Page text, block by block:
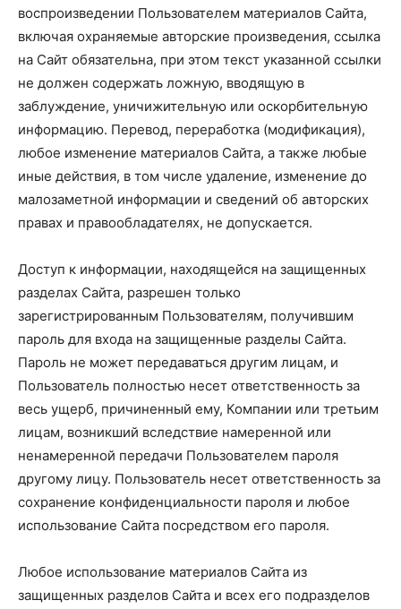
воспроизведении Пользователем материалов Сайта,
включая охраняемые авторские произведения, ссылка
на Сайт обязательна, при этом текст указанной ссылки
не должен содержать ложную, вводящую в
заблуждение, уничижительную или оскорбительную
информацию. Перевод, переработка (модификация),
любое изменение материалов Сайта, а также любые
иные действия, в том числе удаление, изменение до
малозаметной информации и сведений об авторских
правах и правообладателях, не допускается.
Доступ к информации, находящейся на защищенных
разделах Сайта, разрешен только
зарегистрированным Пользователям, получившим
пароль для входа на защищенные разделы Сайта.
Пароль не может передаваться другим лицам, и
Пользователь полностью несет ответственность за
весь ущерб, причиненный ему, Компании или третьим
лицам, возникший вследствие намеренной или
ненамеренной передачи Пользователем пароля
другому лицу. Пользователь несет ответственность за
сохранение конфиденциальности пароля и любое
использование Сайта посредством его пароля.
Любое использование материалов Сайта из
защищенных разделов Сайта и всех его подразделов